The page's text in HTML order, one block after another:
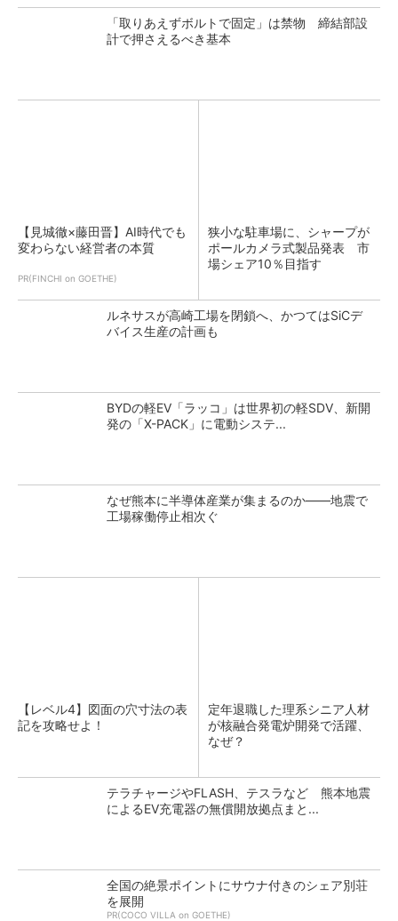
「取りあえずボルトで固定」は禁物 締結部設
計で押さえるべき基本
【見城徹×藤田晋】AI時代でも
変わらない経営者の本質
PR(FINCHI on GOETHE)
狭小な駐車場に、シャープが
ポールカメラ式製品発表 市
場シェア10％目指す
ルネサスが高崎工場を閉鎖へ、かつてはSiCデ
バイス生産の計画も
BYDの軽EV「ラッコ」は世界初の軽SDV、新開
発の「X-PACK」に電動システ...
なぜ熊本に半導体産業が集まるのか――地震で
工場稼働停止相次ぐ
【レベル4】図面の穴寸法の表
記を攻略せよ！
定年退職した理系シニア人材
が核融合発電炉開発で活躍、
なぜ？
テラチャージやFLASH、テスラなど 熊本地震
によるEV充電器の無償開放拠点まと...
全国の絶景ポイントにサウナ付きのシェア別荘
を展開
PR(COCO VILLA on GOETHE)